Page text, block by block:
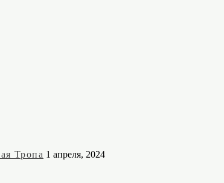
Тропа 1 апреля, 2024